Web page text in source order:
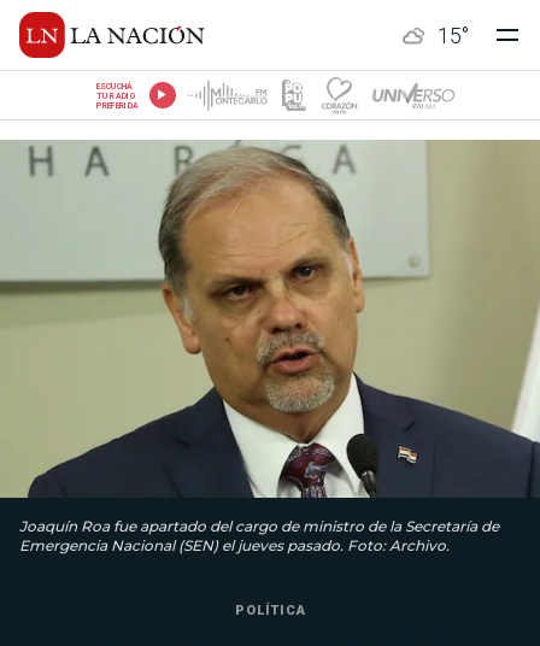
15°
ESCUCHÁ
TU RADIO
PREFERIDA
Joaquín Roa fue apartado del cargo de ministro de la Secretaría de
Emergencia Nacional (SEN) el jueves pasado. Foto: Archivo.
POLÍTICA